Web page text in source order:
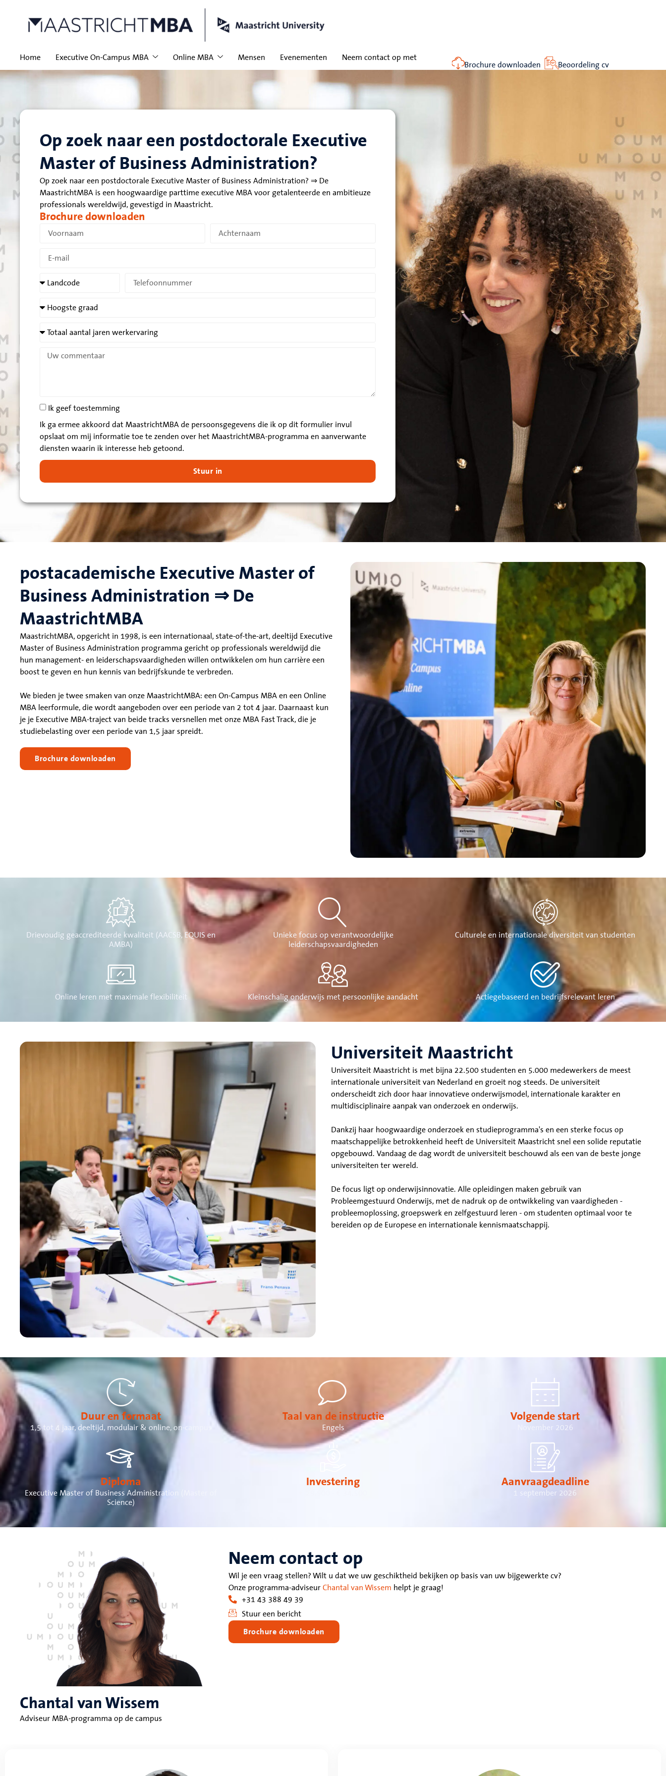
Home Executive On-Campus MBA Online MBA Mensen Evenementen
Neem contact op met
Brochure downloaden
Beoordeling cv
Op zoek naar een postdoctorale Executive
Master of Business Administration?
Op zoek naar een postdoctorale Executive Master of Business Administration? ⇒ De
MaastrichtMBA is een hoogwaardige parttime executive MBA voor getalenteerde en ambitieuze
professionals wereldwijd, gevestigd in Maastricht.
Brochure downloaden
Ik geef toestemming
Ik ga ermee akkoord dat MaastrichtMBA de persoonsgegevens die ik op dit formulier invul
opslaat om mij informatie toe te zenden over het MaastrichtMBA-programma en aanverwante
diensten waarin ik interesse heb getoond.
Stuur in
postacademische Executive Master of
Business Administration ⇒ De
MaastrichtMBA
MaastrichtMBA, opgericht in 1998, is een internationaal, state-of-the-art, deeltijd Executive
Master of Business Administration programma gericht op professionals wereldwijd die
hun management- en leiderschapsvaardigheden willen ontwikkelen om hun carrière een
boost te geven en hun kennis van bedrijfskunde te verbreden.
We bieden je twee smaken van onze MaastrichtMBA: een On-Campus MBA en een Online
MBA leerformule, die wordt aangeboden over een periode van 2 tot 4 jaar. Daarnaast kun
je je Executive MBA-traject van beide tracks versnellen met onze MBA Fast Track, die je
studiebelasting over een periode van 1,5 jaar spreidt.
Brochure downloaden
Drievoudig geaccrediteerde kwaliteit (AACSB, EQUIS en
AMBA)
Unieke focus op verantwoordelijke
leiderschapsvaardigheden
Culturele en internationale diversiteit van studenten
Online leren met maximale flexibiliteit Kleinschalig onderwijs met persoonlijke aandacht Actiegebaseerd en bedrijfsrelevant leren
Universiteit Maastricht
Universiteit Maastricht is met bijna 22.500 studenten en 5.000 medewerkers de meest
internationale universiteit van Nederland en groeit nog steeds. De universiteit
onderscheidt zich door haar innovatieve onderwijsmodel, internationale karakter en
multidisciplinaire aanpak van onderzoek en onderwijs.
Dankzij haar hoogwaardige onderzoek en studieprogramma's en een sterke focus op
maatschappelijke betrokkenheid heeft de Universiteit Maastricht snel een solide reputatie
opgebouwd. Vandaag de dag wordt de universiteit beschouwd als een van de beste jonge
universiteiten ter wereld.
De focus ligt op onderwijsinnovatie. Alle opleidingen maken gebruik van
Probleemgestuurd Onderwijs, met de nadruk op de ontwikkeling van vaardigheden -
probleemoplossing, groepswerk en zelfgestuurd leren - om studenten optimaal voor te
bereiden op de Europese en internationale kennismaatschappij.
Duur en formaat
1,5 tot 4 jaar, deeltijd, modulair & online, on-campus
Taal van de instructie
Engels
Volgende start
November 2026
Diploma
Executive Master of Business Administration (Master of
Science)
Investering Aanvraagdeadline
1 september 2026
Chantal van Wissem
Adviseur MBA-programma op de campus
Neem contact op
Wil je een vraag stellen? Wilt u dat we uw geschiktheid bekijken op basis van uw bijgewerkte cv?
Onze programma-adviseurChantal van Wissem helpt je graag!
+31 43 388 49 39
Stuur een bericht
Brochure downloaden